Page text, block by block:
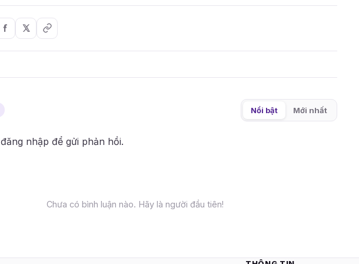
Nổi bật Mới nhất
đăng nhập để gửi phản hồi.
Chưa có bình luận nào. Hãy là người đầu tiên!